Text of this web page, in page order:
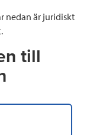
nedan är juridiskt
till